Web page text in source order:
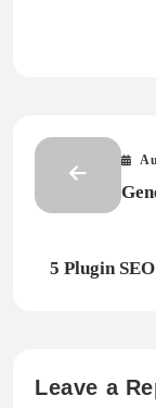
5 Plugin
Leave a